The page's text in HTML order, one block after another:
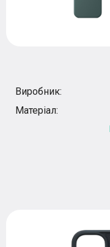
Виробник:
Матеріал: